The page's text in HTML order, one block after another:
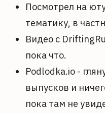
Посмотрел на
тематику, в
Видео с
пока что.
Podlodka.io -
выпусков и
пока там не